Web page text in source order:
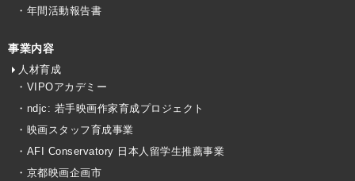
・年間活動報告書
事業内容
人材育成
・VIPOアカデミー
・ndjc: 若手映画作家育成プロジェクト
・映画スタッフ育成事業
・AFI Conservatory 日本人留学生推薦事業
・京都映画企画市